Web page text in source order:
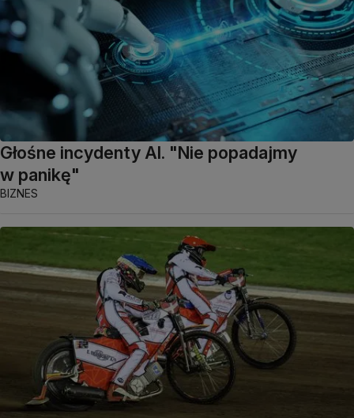
Głośne incydenty AI. "Nie popadajmy
w panikę"
BIZNES